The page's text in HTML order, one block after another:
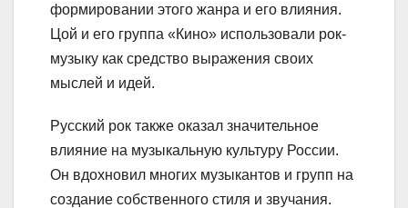
формировании этого жанра и его влияния.
Цой и его группа «Кино» использовали рок-
музыку как средство выражения своих
мыслей и идей.
Русский рок также оказал значительное
влияние на музыкальную культуру России.
Он вдохновил многих музыкантов и групп на
создание собственного стиля и звучания.